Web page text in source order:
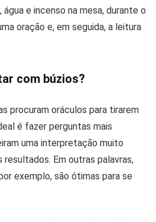
e incenso na mesa, durante o
oração e, em seguida, a leitura
com búzios?
procuram oráculos para tirarem
é fazer perguntas mais
uma interpretação muito
resultados. Em outras palavras,
exemplo, são ótimas para se